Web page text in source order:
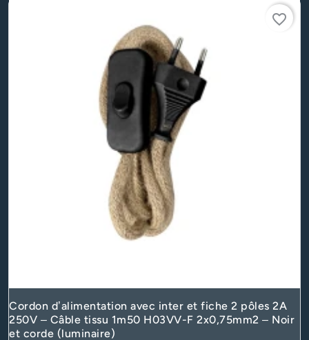
favorite_border
Cordon d’alimentation avec inter et fiche 2 pôles 2A
250V – Câble tissu 1m50 H03VV-F 2x0,75mm2 – Noir
et corde (luminaire)